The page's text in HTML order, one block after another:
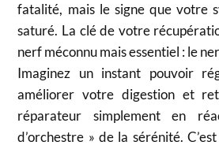
fatalité, mais le signe que votre
saturé. La clé de votre
nerf méconnu mais essentiel : le
Imaginez un instant pouvoir
améliorer votre digestion et
réparateur simplement en
d’orchestre » de la sérénité.